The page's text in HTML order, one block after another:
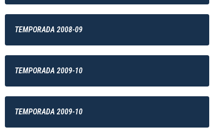
TEMPORADA 2008-09
TEMPORADA 2009-10
TEMPORADA 2009-10